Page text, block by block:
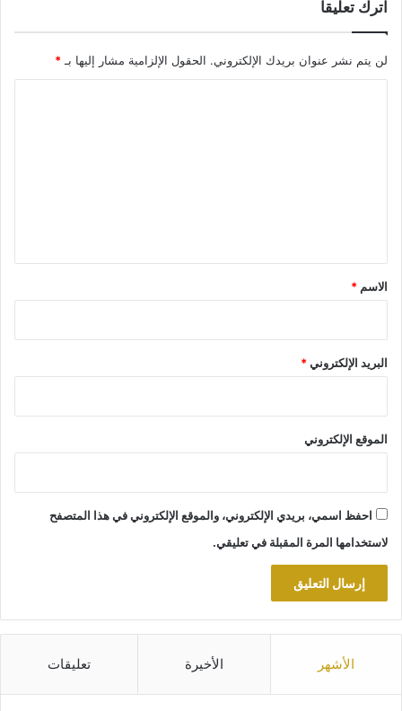
اترك تعليقاً
لن يتم نشر عنوان بريدك الإلكتروني. الحقول الإلزامية مشار إليها بـ *
*
الاسم *
البريد الإلكتروني*
الموقع الإلكتروني
احفظ اسمي، بريدي الإلكتروني، والموقع الإلكتروني في هذا المتصفح
لاستخدامها المرة المقبلة في تعليقي.
الأشهر الأخيرة تعليقات